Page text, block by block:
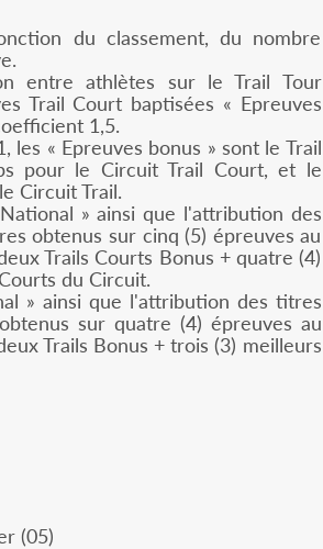
du classement, du nombre
entre athlètes sur le Trail Tour
Trail Court baptisées « Epreuves
1,5.
les « Epreuves bonus » sont le Trail
pour le Circuit Trail Court, et le
Circuit Trail.
» ainsi que l'attribution des
obtenus sur cinq (5) épreuves au
Trails Courts Bonus + quatre (4)
du Circuit.
» ainsi que l'attribution des titres
sur quatre (4) épreuves au
Trails Bonus + trois (3) meilleurs
(05)